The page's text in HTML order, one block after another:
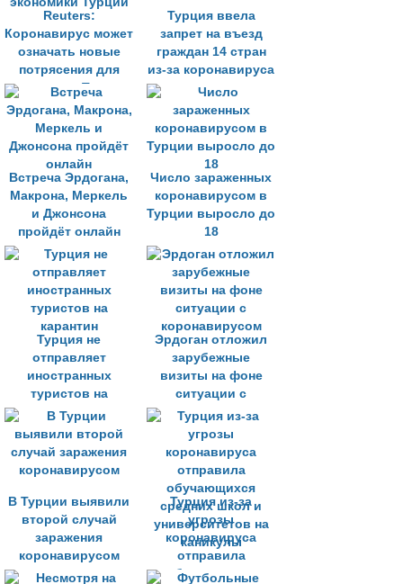
Reuters:
Коронавирус может
означать новые
потрясения для
экономики Турции
Турция ввела
запрет на въезд
граждан 14 стран
из-за коронавируса
Встреча Эрдогана,
Макрона, Меркель
и Джонсона
пройдёт онлайн
Число зараженных
коронавирусом в
Турции выросло до
18
Турция не
отправляет
иностранных
туристов на
карантин
Эрдоган отложил
зарубежные
визиты на фоне
ситуации с
коронавирусом
В Турции выявили
второй случай
заражения
коронавирусом
Турция из-за
угрозы
коронавируса
отправила
обучающихся